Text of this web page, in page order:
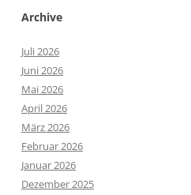
Archive
Juli 2026
Juni 2026
Mai 2026
April 2026
März 2026
Februar 2026
Januar 2026
Dezember 2025